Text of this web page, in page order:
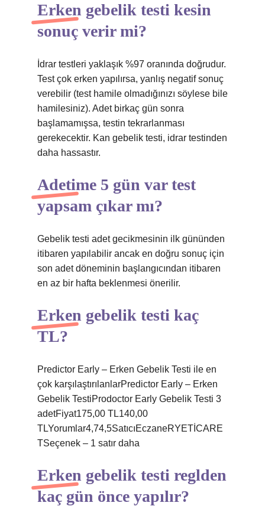
Erken gebelik testi kesin
sonuç verir mi?
İdrar testleri yaklaşık %97 oranında doğrudur.
Test çok erken yapılırsa, yanlış negatif sonuç
verebilir (test hamile olmadığınızı söylese bile
hamilesiniz). Adet birkaç gün sonra
başlamamışsa, testin tekrarlanması
gerekecektir. Kan gebelik testi, idrar testinden
daha hassastır.
Adetime 5 gün var test
yapsam çıkar mı?
Gebelik testi adet gecikmesinin ilk gününden
itibaren yapılabilir ancak en doğru sonuç için
son adet döneminin başlangıcından itibaren
en az bir hafta beklenmesi önerilir.
Erken gebelik testi kaç
TL?
Predictor Early – Erken Gebelik Testi ile en
çok karşılaştırılanlarPredictor Early – Erken
Gebelik TestiProdoctor Early Gebelik Testi 3
adetFiyat175,00 TL140,00
TLYorumlar4,74,5SatıcıEczaneRYETİCARE
TSeçenek – 1 satır daha
Erken gebelik testi reglden
kaç gün önce yapılır?